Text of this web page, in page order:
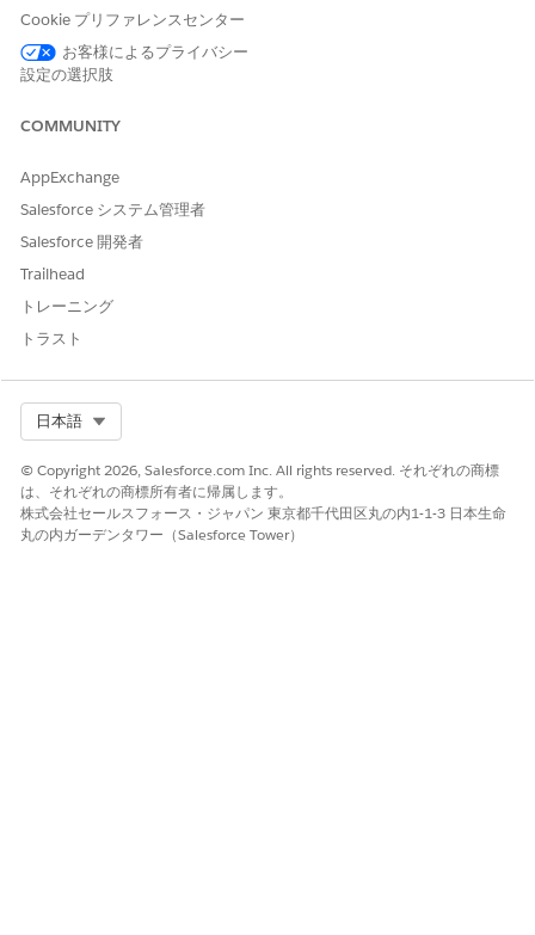
ヒント 変更されたデータを本番組織にインポートする前に、
Sandbox で変換をテストすることを強くお勧めします。
Sandbox についての詳細は、Salesforce ヘルプの「
この記事で問題は解決されましたか?
Cookie プリファレンスセンター
お客様によるプライバシー
設定の選択肢
COMMUNITY
AppExchange
Salesforce システム管理者
Salesforce 開発者
Trailhead
トレーニング
トラスト
日本語
© Copyright 2026, Salesforce.com Inc. All rights reserved. それぞれの商標
は、それぞれの商標所有者に帰属します。
株式会社セールスフォース・ジャパン 東京都千代田区丸の内1-1-3 日本生命
丸の内ガーデンタワー（Salesforce Tower）